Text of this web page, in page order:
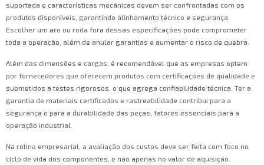
suportada e características mecânicas devem ser confrontadas com os
produtos disponíveis, garantindo alinhamento técnico e segurança.
Escolher um aro ou roda fora dessas especificações pode comprometer
toda a operação, além de anular garantias e aumentar o risco de quebra.
Além das dimensões e cargas, é recomendável que as empresas optem
por fornecedores que oferecem produtos com certificações de qualidade e
submetidos a testes rigorosos, o que agrega confiabilidade técnica. Ter a
garantia de materiais certificados e rastreabilidade contribui para a
segurança e para a durabilidade das peças, fatores essenciais para a
operação industrial.
Na rotina empresarial, a avaliação dos custos deve ser feita com foco no
ciclo de vida dos componentes, e não apenas no valor de aquisição.